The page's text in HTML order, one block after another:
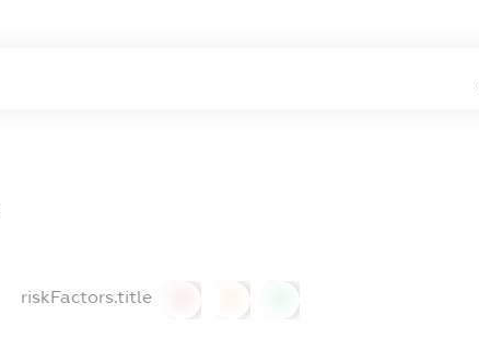
riskFactors.title